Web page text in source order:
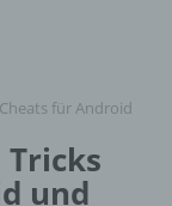
für Android
und